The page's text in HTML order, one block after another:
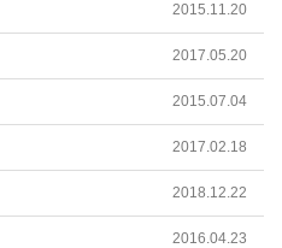
2015.11.20
2017.05.20
2015.07.04
2017.02.18
2018.12.22
2016.04.23